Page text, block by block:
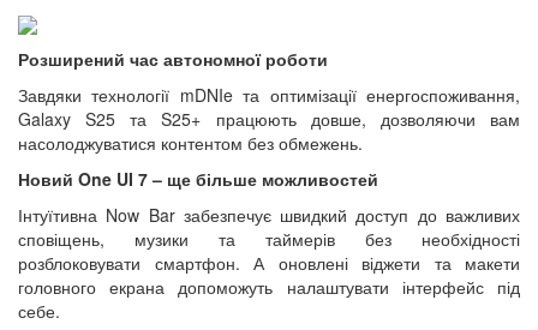
Розширений час автономної роботи
Завдяки технології mDNIe та оптимізації енергоспоживання,
Galaxy S25 та S25+ працюють довше, дозволяючи вам
насолоджуватися контентом без обмежень.
Новий One UI 7 – ще більше можливостей
Інтуїтивна Now Bar забезпечує швидкий доступ до важливих
сповіщень, музики та таймерів без необхідності
розблоковувати смартфон. А оновлені віджети та макети
головного екрана допоможуть налаштувати інтерфейс під
себе.